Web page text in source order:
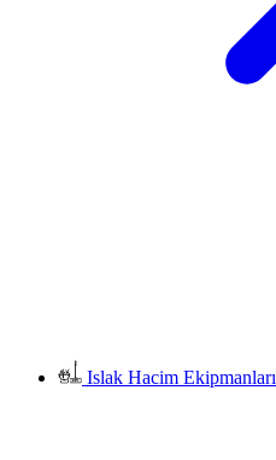
Islak Hacim Ekipmanları